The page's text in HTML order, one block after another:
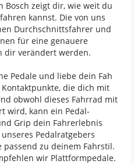
Bosch zeigt dir, wie weit du
kannst. Die von uns
Durchschnittsfahrer und
für eine genauere
dir verändert werden.
Pedale und liebe dein Fah
die dich mit
obwohl dieses Fahrrad mit
wird, kann ein Pedal-
Grip dein Fahrerlebnis
Pedalratgebers
zu deinem Fahrstil.
wir Plattformpedale.